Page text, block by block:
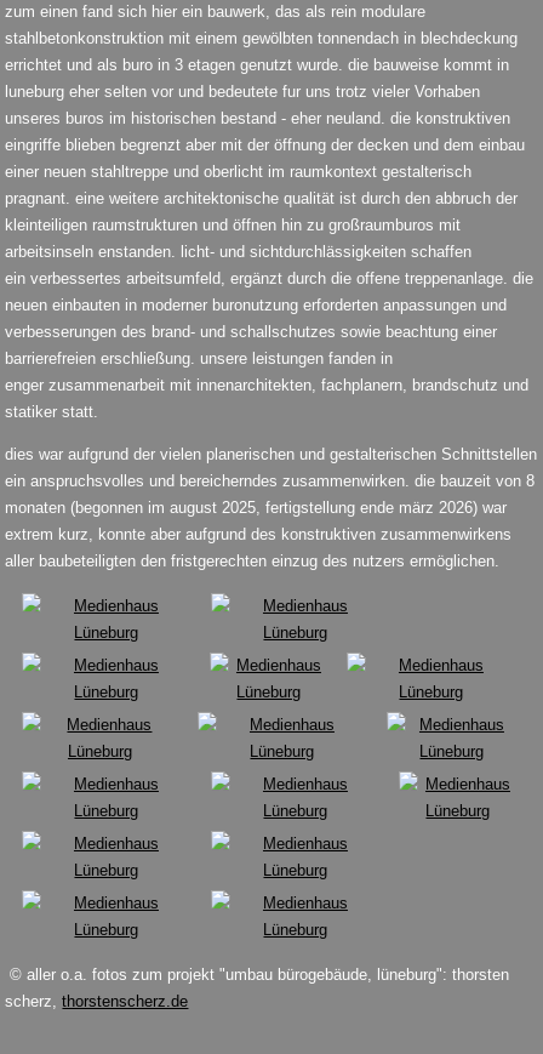
zum einen fand sich hier ein bauwerk, das als rein modulare
stahlbetonkonstruktion mit einem gewölbten tonnendach in blechdeckung
errichtet und als buro in 3 etagen genutzt wurde. die bauweise kommt in
luneburg eher selten vor und bedeutete fur uns trotz vieler Vorhaben
unseres buros im historischen bestand - eher neuland. die konstruktiven
eingriffe blieben begrenzt aber mit der öffnung der decken und dem einbau
einer neuen stahltreppe und oberlicht im raumkontext gestalterisch
pragnant. eine weitere architektonische qualität ist durch den abbruch der
kleinteiligen raumstrukturen und öffnen hin zu großraumburos mit
arbeitsinseln enstanden. licht- und sichtdurchlässigkeiten schaffen
ein verbessertes arbeitsumfeld, ergänzt durch die offene treppenanlage. die
neuen einbauten in moderner buronutzung erforderten anpassungen und
verbesserungen des brand- und schallschutzes sowie beachtung einer
barrierefreien erschließung. unsere leistungen fanden in
enger zusammenarbeit mit innenarchitekten, fachplanern, brandschutz und
statiker statt.
dies war aufgrund der vielen planerischen und gestalterischen Schnittstellen
ein anspruchsvolles und bereicherndes zusammenwirken. die bauzeit von 8
monaten (begonnen im august 2025, fertigstellung ende märz 2026) war
extrem kurz, konnte aber aufgrund des konstruktiven zusammenwirkens
aller baubeteiligten den fristgerechten einzug des nutzers ermöglichen.
© aller o.a. fotos zum projekt "umbau bürogebäude, lüneburg": thorsten
scherz,thorstenscherz.de